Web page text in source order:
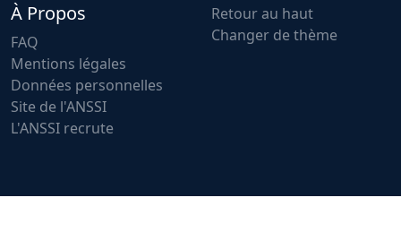
À Propos
FAQ
Mentions légales
Données personnelles
Site de l'ANSSI
L'ANSSI recrute
Retour au haut
Changer de thème